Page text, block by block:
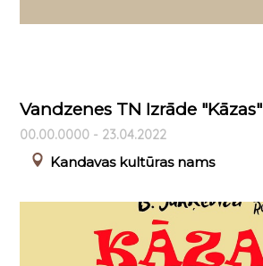
Vandzenes TN Izrāde "Kāzas"
00.00.0000 - 23.04.2022
Kandavas kultūras nams